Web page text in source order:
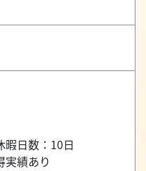
日数：10日
績あり